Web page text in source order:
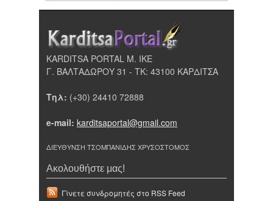
KARDITSA PORTAL Μ. ΙΚΕ
Γ. ΒΑΛΤΑΔΩΡΟΥ 31 - ΤΚ: 43100 ΚΑΡΔΙΤΣΑ
Τηλ: (+30) 24410 72888
e-mail: karditsaportal@gmail.com
ΔΙΕΥΘΥΝΣΗ ΤΣΟΜΠΑΝΙΔΗΣ ΧΡΥΣΟΣΤΟΜΟΣ
Ακολουθήστε μας!
Γίνετε συνδρομητές στο RSS Feed